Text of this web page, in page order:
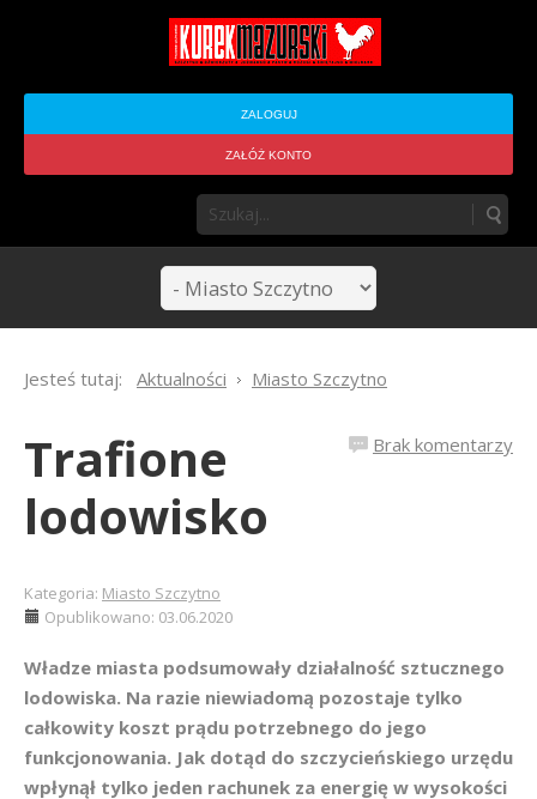
ZALOGUJ
ZAŁÓŻ KONTO
Jesteś tutaj: Aktualności Miasto Szczytno
Brak komentarzy
Trafione
lodowisko
Kategoria: Miasto Szczytno
Opublikowano: 03.06.2020
Władze miasta podsumowały działalność sztucznego
lodowiska. Na razie niewiadomą pozostaje tylko
całkowity koszt prądu potrzebnego do jego
funkcjonowania. Jak dotąd do szczycieńskiego urzędu
wpłynął tylko jeden rachunek za energię w wysokości